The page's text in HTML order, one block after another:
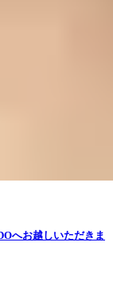
へお越しいただきま